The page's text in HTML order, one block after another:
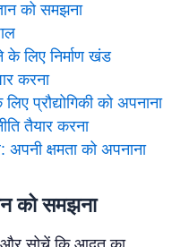
को समझना
के लिए निर्माण खंड
करना
प्रौद्योगिकी को अपनाना
तैयार करना
क्षमता को अपनाना
को समझना